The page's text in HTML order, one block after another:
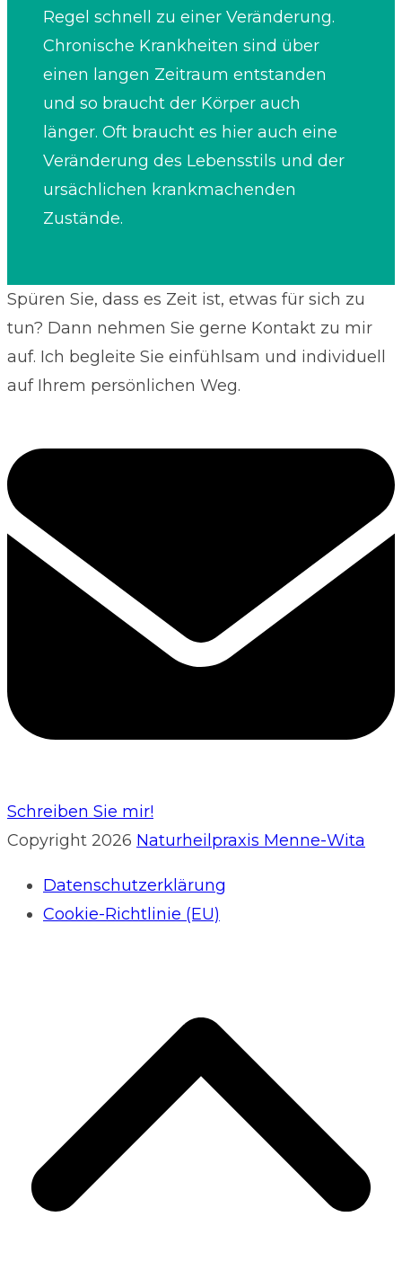
Regel schnell zu einer Veränderung.
Chronische Krankheiten sind über
einen langen Zeitraum entstanden
und so braucht der Körper auch
länger. Oft braucht es hier auch eine
Veränderung des Lebensstils und der
ursächlichen krankmachenden
Zustände.
Spüren Sie, dass es Zeit ist, etwas für sich zu
tun? Dann nehmen Sie gerne Kontakt zu mir
auf. Ich begleite Sie einfühlsam und individuell
auf Ihrem persönlichen Weg.
Schreiben Sie mir!
Copyright 2026 Naturheilpraxis Menne-Wita
Datenschutzerklärung
Cookie-Richtlinie (EU)